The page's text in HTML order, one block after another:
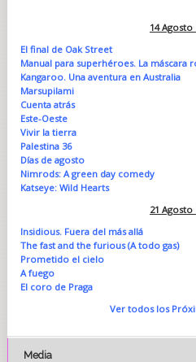
14 Agosto
El final de Oak Street
Manual para superhéroes. La máscara
Kangaroo. Una aventura en Australia
Marsupilami
Cuenta atrás
Este-Oeste
Vivir la tierra
Palestina 36
Días de agosto
Nimrods: A green day comedy
Katseye: Wild Hearts
21 Agosto
Insidious. Fuera del más allá
The fast and the furious (A todo gas)
Prometido el cielo
A fuego
El coro de Praga
Ver todos los
Media